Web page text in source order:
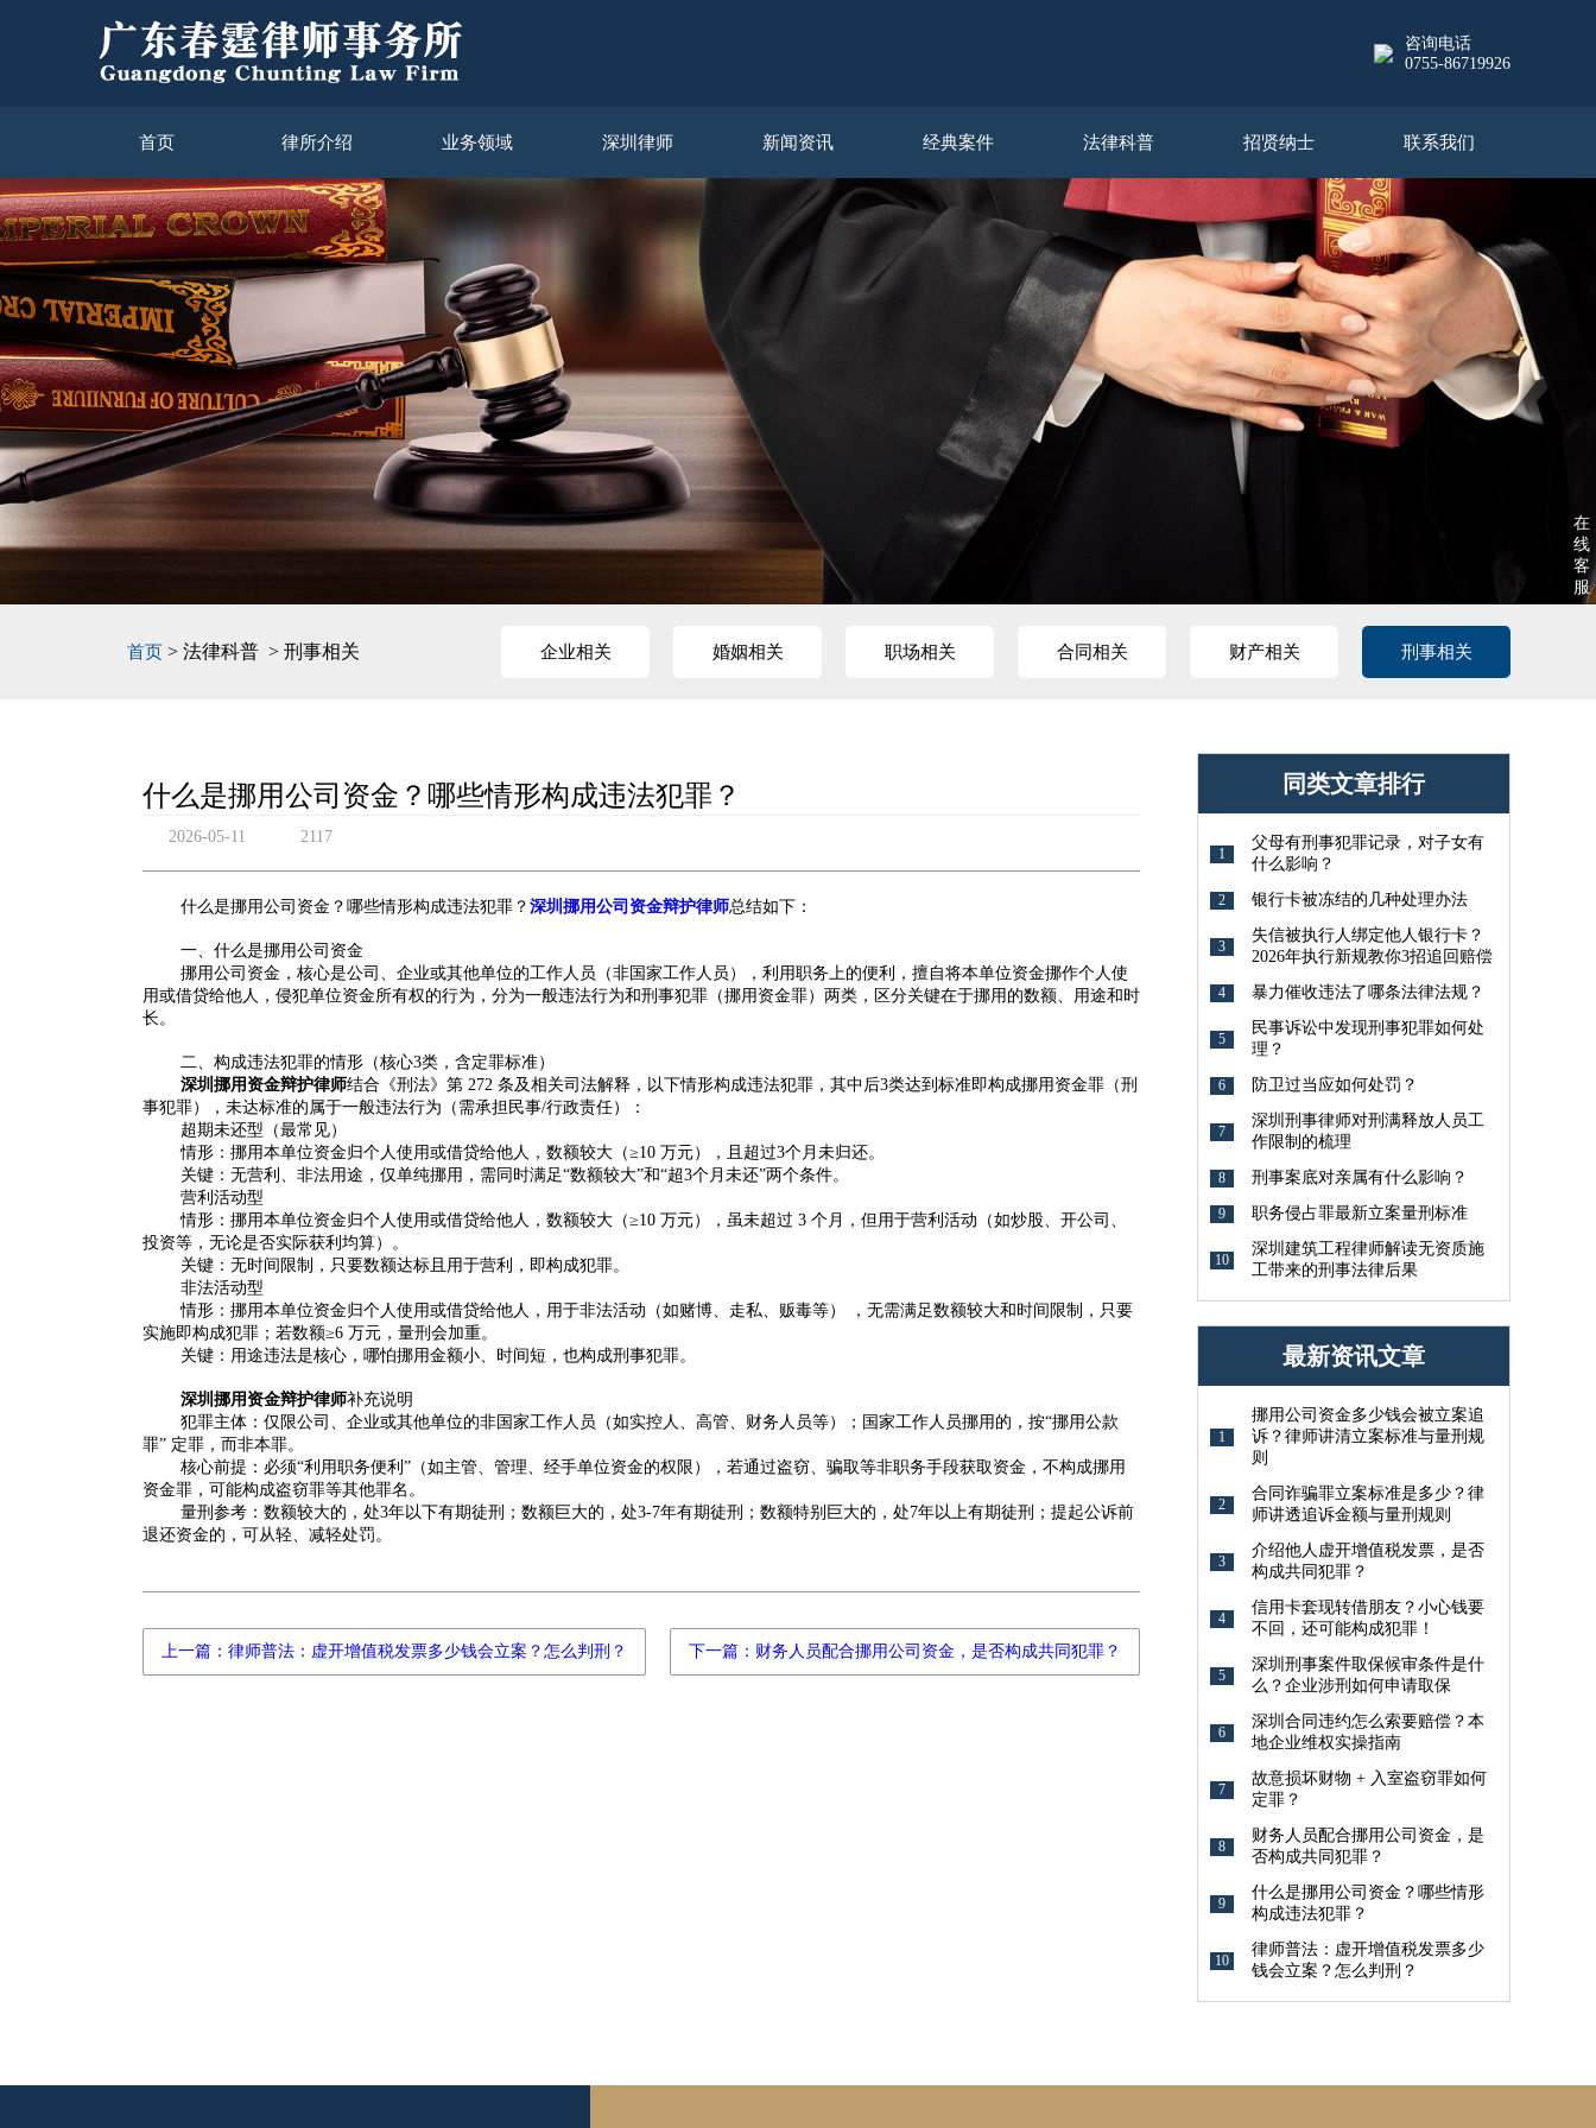
咨询电话
0755-86719926
首页 律所介绍 业务领域 深圳律师 新闻资讯 经典案件 法律科普 招贤纳士 联系我们
首页 > 法律科普 > 刑事相关 企业相关 婚姻相关 职场相关 合同相关 财产相关 刑事相关
什么是挪用公司资金？哪些情形构成违法犯罪？
2026-05-11 2117
什么是挪用公司资金？哪些情形构成违法犯罪？ 深圳 挪用公司资金辩护律师总结如下：
一、什么是挪用公司资金
挪用公司资金，核心是公司、企业或其他单位的工作人员（非国家工作人员），利用职务上的便利，擅自将本单位资金挪作个人使
用或借贷给他人 ，侵犯单位资金所有权的行为，分为一般违法行为和刑事犯罪（挪用资金罪）两类，区分关键在于挪用的数额、用途和时
长。
二、构成违法犯罪的情形（核心3类，含定罪标准）
深圳挪用资金辩护律师结合《刑法》第 272 条及相关司法解释，以下情形构成违法犯罪，其中后3类达到标准即构成挪用资金罪（刑
事犯罪），未达标准的属于一般违法行为（需承担民事/行政责任）：
超期未还型（最常见）
情形：挪用本单位资金归个人使用或借贷给他人， 数额较大（≥10 万元），且超过3个月未归还。
关键：无营利、非法用途，仅单纯挪用，需同时满足“数额较大”和“超3个月未还”两个条件。
营利活动型
情形：挪用本单位资金归个人使用或借贷给他人，数额较大（≥10 万元），虽未超过 3 个月，但用于营利活动（如炒股、开公司、
投资等，无论是否实际获利均算）。
关键：无时间限制，只要数额达标且用于营利，即构成犯罪。
非法活动型
情形：挪用本单位资金归个人使用或借贷给他人，用于非法活动（如赌博、走私、贩毒等） ，无需满足数额较大和时间限制，只要
实施即构成犯罪；若数额≥6 万元，量刑会加重。
关键：用途违法是核心，哪怕挪用金额小、时间短，也构成刑事犯罪。
深圳挪用资金辩护律师补充说明
犯罪主体：仅限公司、企业或其他单位的非国家工作人员（如实控人、高管、财务人员等）；国家工作人员挪用的，按“挪用公款
罪” 定罪，而非本罪。
核心前提：必须“利用职务便利”（如主管、管理、经手单位资金的权限），若通过盗窃、骗取等非职务手段获取资金，不构成挪用
资金罪，可能构成盗窃罪等其他罪名。
量刑参考：数额较大的，处3年以下有期徒刑；数额巨大的，处3-7年有期徒刑；数额特别巨大的，处7年以上有期徒刑；提起公诉前
退还资金的，可从轻、减轻处罚。
上一篇：律师普法：虚开增值税发票多少钱会立案？怎么判刑？ 下一篇：财务人员配合挪用公司资金，是否构成共同犯罪？
同类文章排行
1
父母有刑事犯罪记录，对子女有
什么影响？
2 银行卡被冻结的几种处理办法
3
失信被执行人绑定他人银行卡？
2026年执行新规教你3招追回赔偿
4 暴力催收违法了哪条法律法规？
5
民事诉讼中发现刑事犯罪如何处
理？
6 防卫过当应如何处罚？
7
深圳刑事律师对刑满释放人员工
作限制的梳理
8 刑事案底对亲属有什么影响？
9 职务侵占罪最新立案量刑标准
10
深圳建筑工程律师解读无资质施
工带来的刑事法律后果
最新资讯文章
1
挪用公司资金多少钱会被立案追
诉？律师讲清立案标准与量刑规
则
2
合同诈骗罪立案标准是多少？律
师讲透追诉金额与量刑规则
3
介绍他人虚开增值税发票，是否
构成共同犯罪？
4
信用卡套现转借朋友？小心钱要
不回，还可能构成犯罪！
5
深圳刑事案件取保候审条件是什
么？企业涉刑如何申请取保
6
深圳合同违约怎么索要赔偿？本
地企业维权实操指南
7
故意损坏财物 + 入室盗窃罪如何
定罪？
8
财务人员配合挪用公司资金，是
否构成共同犯罪？
9
什么是挪用公司资金？哪些情形
构成违法犯罪？
10
律师普法：虚开增值税发票多少
钱会立案？怎么判刑？
在
线
客
服